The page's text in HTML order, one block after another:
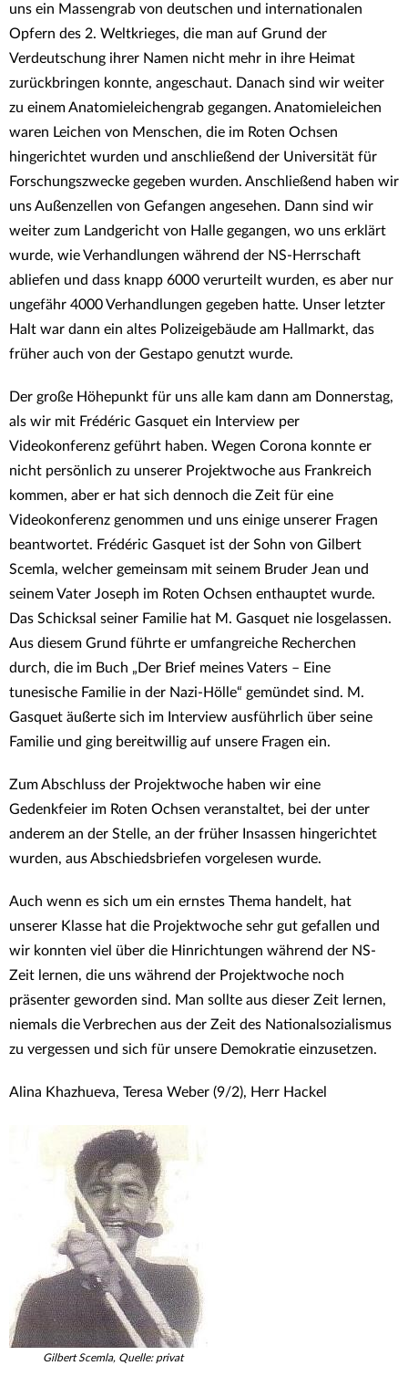
uns ein Massengrab von deutschen und internationalen
Opfern des 2. Weltkrieges, die man auf Grund der
Verdeutschung ihrer Namen nicht mehr in ihre Heimat
zurückbringen konnte, angeschaut. Danach sind wir weiter
zu einem Anatomieleichengrab gegangen. Anatomieleichen
waren Leichen von Menschen, die im Roten Ochsen
hingerichtet wurden und anschließend der Universität für
Forschungszwecke gegeben wurden. Anschließend haben wir
uns Außenzellen von Gefangen angesehen. Dann sind wir
weiter zum Landgericht von Halle gegangen, wo uns erklärt
wurde, wie Verhandlungen während der NS-Herrschaft
abliefen und dass knapp 6000 verurteilt wurden, es aber nur
ungefähr 4000 Verhandlungen gegeben hatte. Unser letzter
Halt war dann ein altes Polizeigebäude am Hallmarkt, das
früher auch von der Gestapo genutzt wurde.
Der große Höhepunkt für uns alle kam dann am Donnerstag,
als wir mit Frédéric Gasquet ein Interview per
Videokonferenz geführt haben. Wegen Corona konnte er
nicht persönlich zu unserer Projektwoche aus Frankreich
kommen, aber er hat sich dennoch die Zeit für eine
Videokonferenz genommen und uns einige unserer Fragen
beantwortet. Frédéric Gasquet ist der Sohn von Gilbert
Scemla, welcher gemeinsam mit seinem Bruder Jean und
seinem Vater Joseph im Roten Ochsen enthauptet wurde.
Das Schicksal seiner Familie hat M. Gasquet nie losgelassen.
Aus diesem Grund führte er umfangreiche Recherchen
durch, die im Buch „Der Brief meines Vaters – Eine
tunesische Familie in der Nazi-Hölle“ gemündet sind. M.
Gasquet äußerte sich im Interview ausführlich über seine
Familie und ging bereitwillig auf unsere Fragen ein.
Zum Abschluss der Projektwoche haben wir eine
Gedenkfeier im Roten Ochsen veranstaltet, bei der unter
anderem an der Stelle, an der früher Insassen hingerichtet
wurden, aus Abschiedsbriefen vorgelesen wurde.
Auch wenn es sich um ein ernstes Thema handelt, hat
unserer Klasse hat die Projektwoche sehr gut gefallen und
wir konnten viel über die Hinrichtungen während der NS-
Zeit lernen, die uns während der Projektwoche noch
präsenter geworden sind. Man sollte aus dieser Zeit lernen,
niemals die Verbrechen aus der Zeit des Nationalsozialismus
zu vergessen und sich für unsere Demokratie einzusetzen.
Alina Khazhueva, Teresa Weber (9/2), Herr Hackel
Gilbert Scemla, Quelle: privat